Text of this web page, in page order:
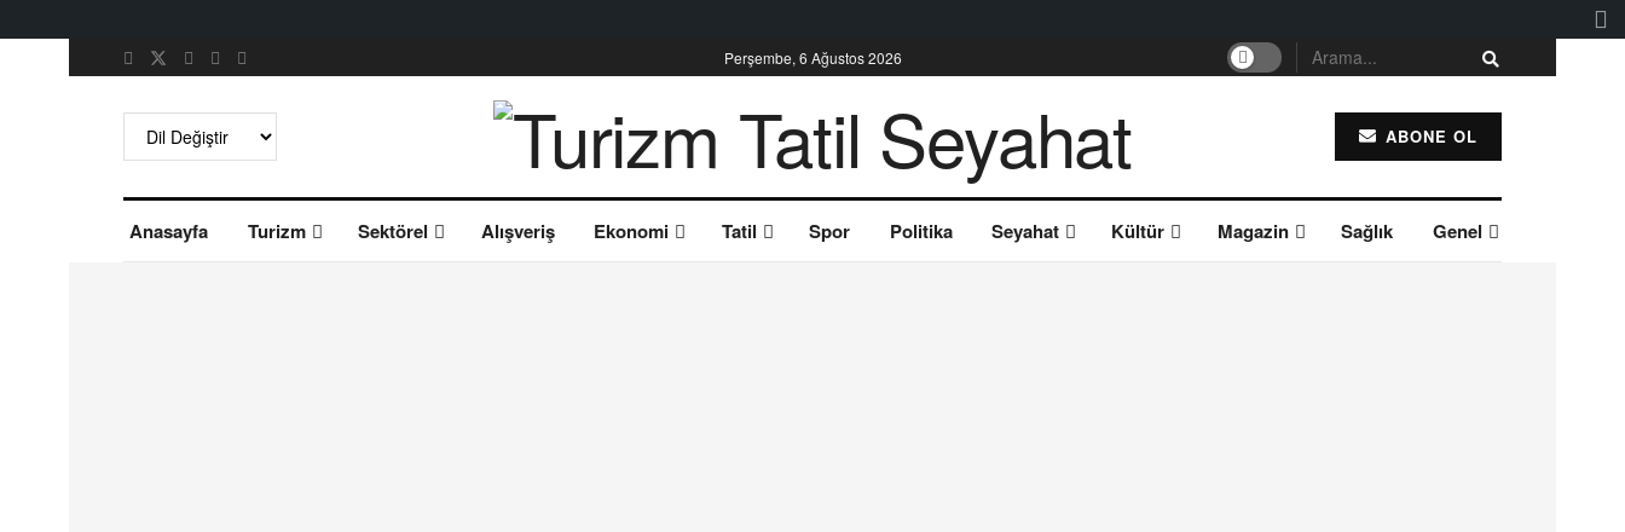
Perşembe, 6 Ağustos 2026
ABONE OL
Anasayfa Turizm Sektörel Alışveriş Ekonomi Tatil Spor Politika Seyahat Kültür Magazin Sağlık Genel